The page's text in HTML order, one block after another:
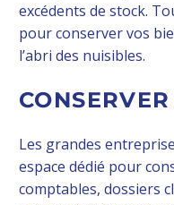
excédents de stock.
pour conserver vos
l’abri des nuisibles.
Les grandes
espace dédié pour
comptables, dossiers